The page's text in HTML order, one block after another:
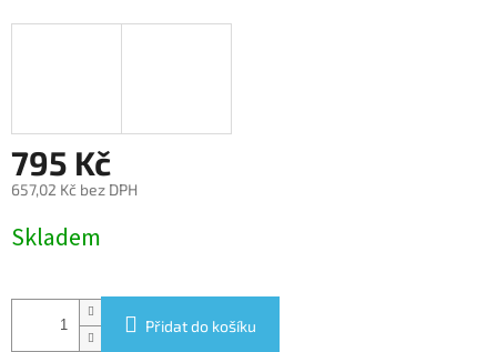
795 Kč
657,02 Kč bez DPH
cena:
Skladem
Přidat do košíku